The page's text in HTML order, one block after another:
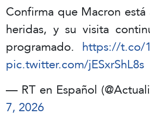
Confirma que Macron
heridas, y su visita
programado. https://t.co/
pic.twitter.com/jESxrShL8s
— RT en Español
7, 2026